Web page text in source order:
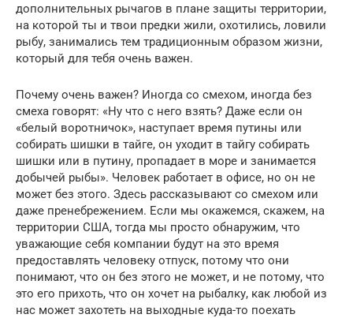
дополнительных рычагов в плане защиты территории,
на которой ты и твои предки жили, охотились, ловили
рыбу, занимались тем традиционным образом жизни,
который для тебя очень важен.
Почему очень важен? Иногда со смехом, иногда без
смеха говорят: «Ну что с него взять? Даже если он
«белый воротничок», наступает время путины или
собирать шишки в тайге, он уходит в тайгу собирать
шишки или в путину, пропадает в море и занимается
добычей рыбы». Человек работает в офисе, но он не
может без этого. Здесь рассказывают со смехом или
даже пренебрежением. Если мы окажемся, скажем, на
территории США, тогда мы просто обнаружим, что
уважающие себя компании будут на это время
предоставлять человеку отпуск, потому что они
понимают, что он без этого не может, и не потому, что
это его прихоть, что он хочет на рыбалку, как любой из
нас может захотеть на выходные куда-то поехать